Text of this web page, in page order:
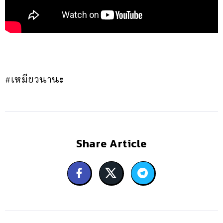
#เหมียวนานะ
Share Article